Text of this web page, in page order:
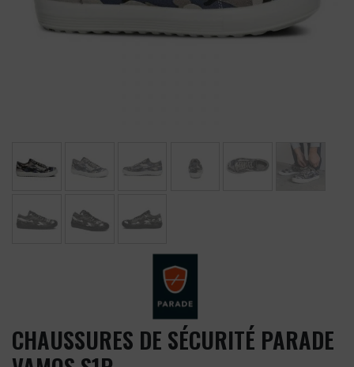
CHAUSSURES DE SÉCURITÉ PARADE